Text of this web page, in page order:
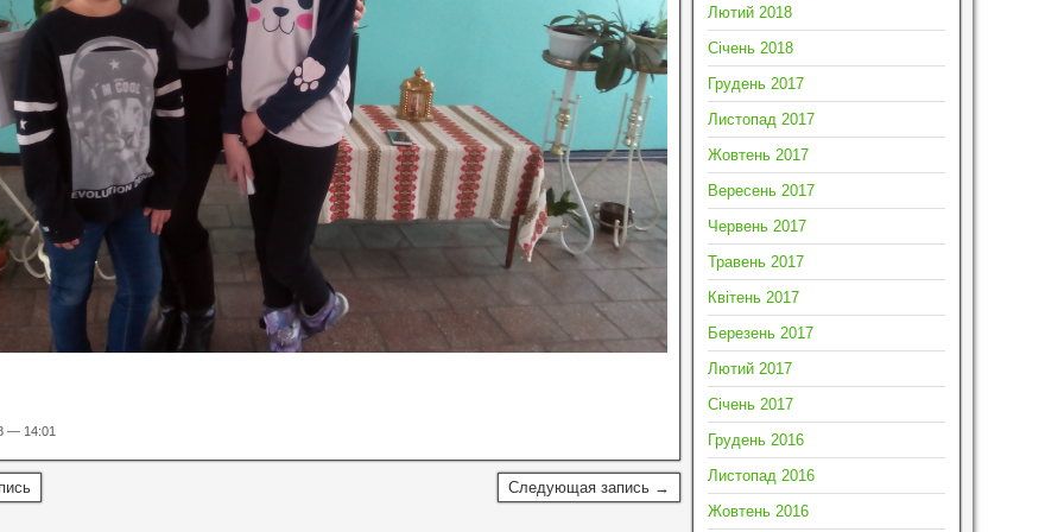
— 14:01
Следующая запись →
Лютий 2018
Січень 2018
Грудень 2017
Листопад 2017
Жовтень 2017
Вересень 2017
Червень 2017
Травень 2017
Квітень 2017
Березень 2017
Лютий 2017
Січень 2017
Грудень 2016
Листопад 2016
Жовтень 2016